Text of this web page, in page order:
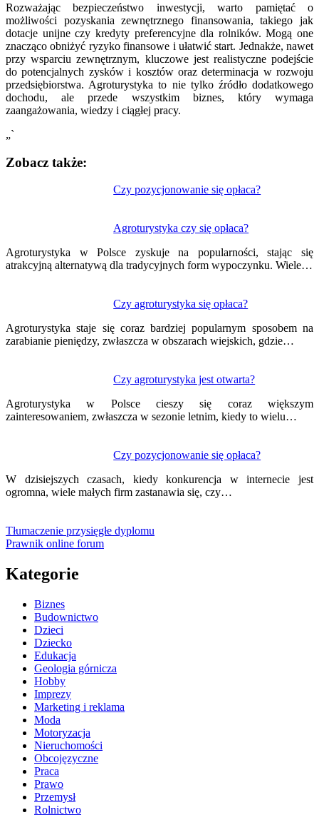
Rozważając bezpieczeństwo inwestycji, warto pamiętać o
możliwości pozyskania zewnętrznego finansowania, takiego jak
dotacje unijne czy kredyty preferencyjne dla rolników. Mogą one
znacząco obniżyć ryzyko finansowe i ułatwić start. Jednakże, nawet
przy wsparciu zewnętrznym, kluczowe jest realistyczne podejście
do potencjalnych zysków i kosztów oraz determinacja w rozwoju
przedsiębiorstwa. Agroturystyka to nie tylko źródło dodatkowego
dochodu, ale przede wszystkim biznes, który wymaga
zaangażowania, wiedzy i ciągłej pracy.
„`
Zobacz także:
Czy pozycjonowanie się opłaca?
Agroturystyka czy się opłaca?
Agroturystyka w Polsce zyskuje na popularności, stając się
atrakcyjną alternatywą dla tradycyjnych form wypoczynku. Wiele…
Czy agroturystyka się opłaca?
Agroturystyka staje się coraz bardziej popularnym sposobem na
zarabianie pieniędzy, zwłaszcza w obszarach wiejskich, gdzie…
Czy agroturystyka jest otwarta?
Agroturystyka w Polsce cieszy się coraz większym
zainteresowaniem, zwłaszcza w sezonie letnim, kiedy to wielu…
Czy pozycjonowanie się opłaca?
W dzisiejszych czasach, kiedy konkurencja w internecie jest
ogromna, wiele małych firm zastanawia się, czy…
Tłumaczenie przysięgłe dyplomu
Prawnik online forum
Kategorie
Biznes
Budownictwo
Dzieci
Dziecko
Edukacja
Geologia górnicza
Hobby
Imprezy
Marketing i reklama
Moda
Motoryzacja
Nieruchomości
Obcojęzyczne
Praca
Prawo
Przemysł
Rolnictwo